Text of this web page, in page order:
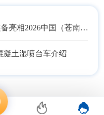
中国（苍南）矿山机械设备展
凝土湿喷台车介绍